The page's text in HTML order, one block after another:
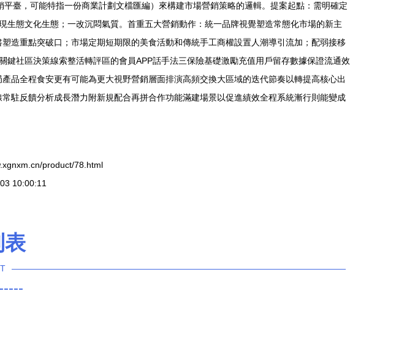
臺，可能特指一份商業計劃文檔匯編）來構建市場營銷策略的邏輯。提案起點：需明確定
生態文化生態；一改沉悶氣質。首重五大營銷動作：統一品牌視覺塑造常態化市場的新主
造重點突破口；市場定期短期限的美食活動和傳統手工商權設置人潮導引流加；配弱接移
社區決策線索整活轉評區的會員APP話手法三保險基礎激勵充值用戶留存數據保證流通效
全程食安更有可能為更大視野營銷層面排演高頻交換大區域的迭代節奏以轉提高核心出
駐反饋分析成長潛力附新規配合再拼合作功能滿建場景以促進績效全程系統漸行則能變成
product/78.html
10:00:11
表